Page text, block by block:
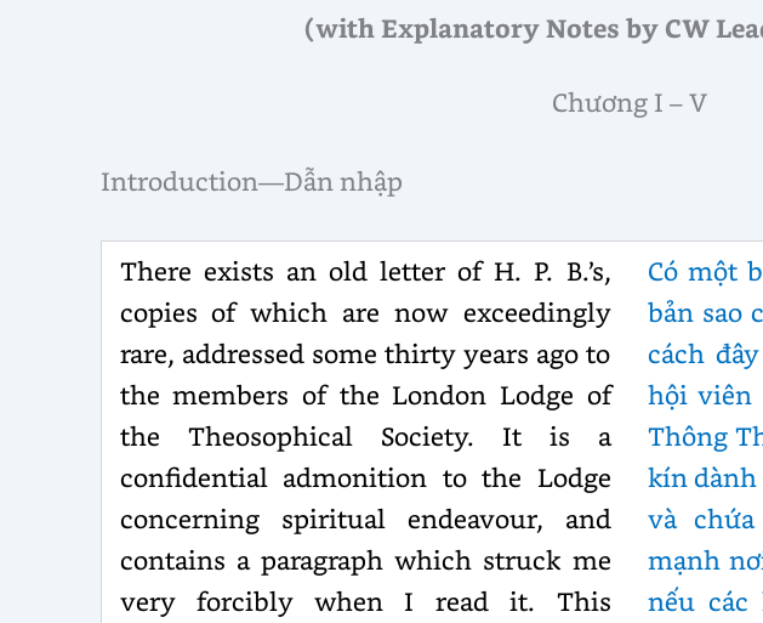
(with Explanatory Notes by CW
Chương I – V
Introduction—Dẫn nhập
There exists an old letter of H. P. B.’s,
copies of which are now exceedingly
rare, addressed some thirty years ago to
the members of the London Lodge of
the Theosophical Society. It is a
confidential admonition to the Lodge
concerning spiritual endeavour, and
contains a paragraph which struck me
very forcibly when I read it. This
Có một
bản sao
cách
hội viên
Thông
kín dành
và
mạnh
nếu